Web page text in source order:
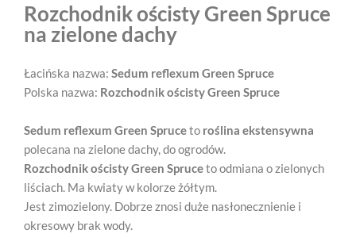
Rozchodnik ościsty Green Spruce
na zielone dachy
Łacińska nazwa: Sedum reflexum Green Spruce
Polska nazwa: Rozchodnik ościsty Green Spruce
Sedum reflexum Green Spruceto roślina ekstensywna
polecana na zielone dachy, do ogrodów.
Rozchodnik ościsty Green Spruceto odmiana o zielonych
liściach. Ma kwiaty w kolorze żółtym.
Jest zimozielony. Dobrze znosi duże nasłonecznienie i
okresowy brak wody.